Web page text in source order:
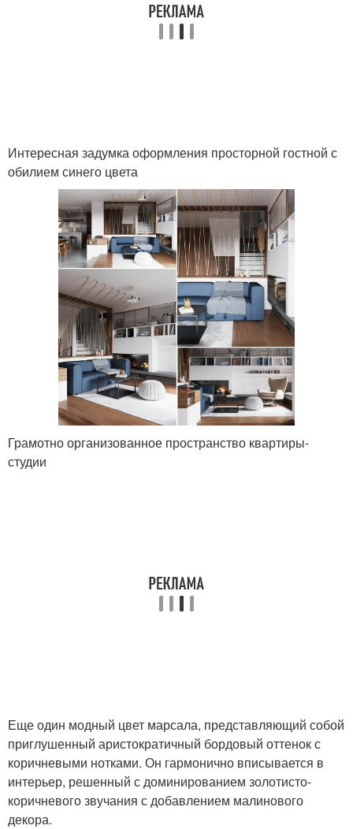
Интересная задумка оформления просторной гостной с
обилием синего цвета
Грамотно организованное пространство квартиры-
студии
Еще один модный цвет марсала, представляющий собой
приглушенный аристократичный бордовый оттенок с
коричневыми нотками. Он гармонично вписывается в
интерьер, решенный с доминированием золотисто-
коричневого звучания с добавлением малинового
декора.